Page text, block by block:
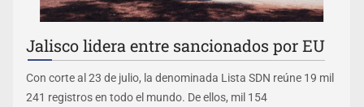
Jalisco lidera entre sancionados por EU
Con corte al 23 de julio, la denominada Lista SDN reúne 19 mil
241 registros en todo el mundo. De ellos, mil 154